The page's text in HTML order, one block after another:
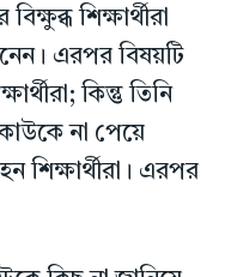
শিক্ষার্থীরা
এরপর বিষয়টি
কিন্তু তিনি
না পেয়ে
শিক্ষার্থীরা। এরপর